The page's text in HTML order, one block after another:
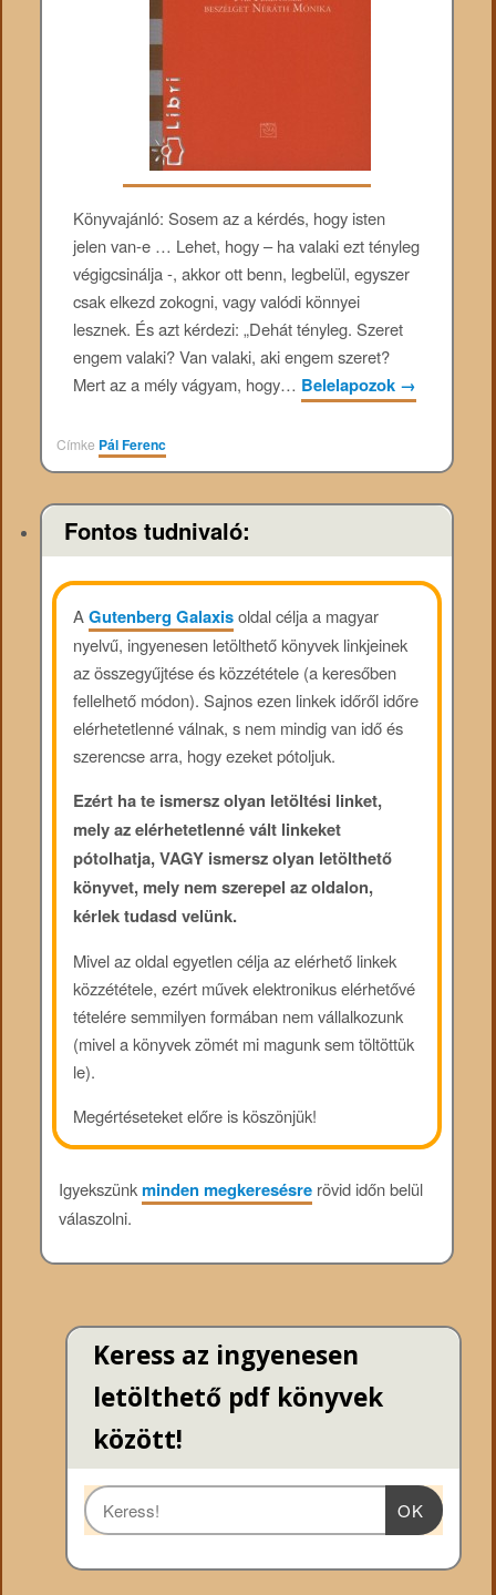
Könyvajánló: Sosem az a kérdés, hogy isten
jelen van-e … Lehet, hogy – ha valaki ezt tényleg
végigcsinálja -, akkor ott benn, legbelül, egyszer
csak elkezd zokogni, vagy valódi könnyei
lesznek. És azt kérdezi: „Dehát tényleg. Szeret
engem valaki? Van valaki, aki engem szeret?
Mert az a mély vágyam, hogy… Belelapozok →
Címke Pál Ferenc
Fontos tudnivaló:
AGutenberg Galaxisoldal célja a magyar
nyelvű, ingyenesen letölthető könyvek linkjeinek
az összegyűjtése és közzététele (a keresőben
fellelhető módon). Sajnos ezen linkek időről időre
elérhetetlenné válnak, s nem mindig van idő és
szerencse arra, hogy ezeket pótoljuk.
Ezért ha te ismersz olyan letöltési linket,
mely az elérhetetlenné vált linkeket
pótolhatja, VAGY ismersz olyan letölthető
könyvet, mely nem szerepel az oldalon,
kérlek tudasd velünk.
Mivel az oldal egyetlen célja az elérhető linkek
közzététele, ezért művek elektronikus elérhetővé
tételére semmilyen formában nem vállalkozunk
(mivel a könyvek zömét mi magunk sem töltöttük
le).
Megértéseteket előre is köszönjük!
Igyekszünkminden megkeresésrerövid időn belül
válaszolni.
Keress az ingyenesen
letölthető pdf könyvek
között!
OK